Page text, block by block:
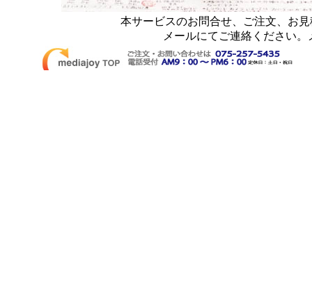
本サービスのお問合せ、ご注文、お見
メールにてご連絡ください。